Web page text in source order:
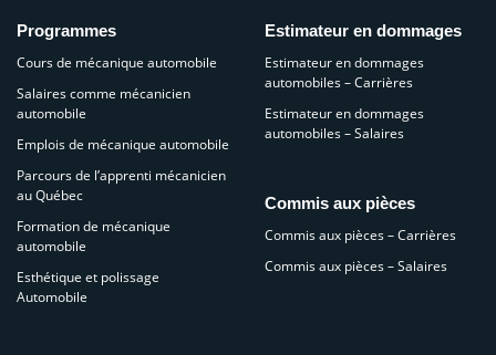
Programmes
Cours de mécanique automobile
Salaires comme mécanicien
automobile
Emplois de mécanique automobile
Parcours de l’apprenti mécanicien
au Québec
Formation de mécanique
automobile
Esthétique et polissage
Automobile
Estimateur en dommages
Estimateur en dommages
automobiles – Carrières
Estimateur en dommages
automobiles – Salaires
Commis aux pièces
Commis aux pièces – Carrières
Commis aux pièces – Salaires